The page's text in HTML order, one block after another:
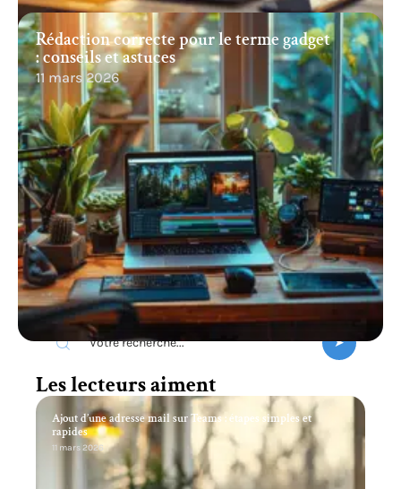
Rédaction correcte pour le terme gadget
: conseils et astuces
11 mars 2026
Recherche
Les lecteurs aiment
Ajout d’une adresse mail sur Teams : étapes simples et
rapides
11 mars 2026